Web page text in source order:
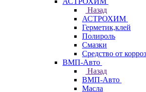
Назад
АСТРОХИМ
Герметик,клей
Полироль
Смазки
Средство от
ВМП-Авто
Назад
ВМП-Авто
Масла